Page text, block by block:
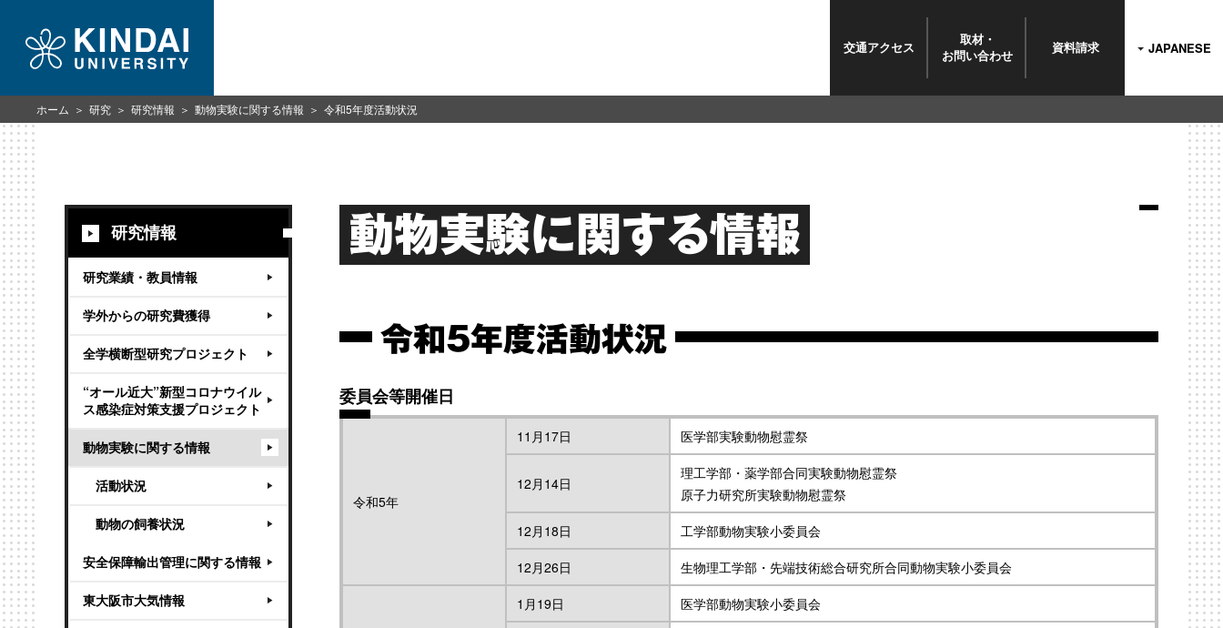
交通アクセス
取材・
お問い合わせ 資料請求 JAPANESE
研究情報
研究業績・教員情報
学外からの研究費獲得
全学横断型研究プロジェクト
“オール近大”新型コロナウイル
ス感染症対策支援プロジェクト
動物実験に関する情報
活動状況
動物の飼養状況
安全保障輸出管理に関する情報
東大阪市大気情報
動物実験に関する情報
令和5年度活動状況
委員会等開催日
令和5年
11月17日 医学部実験動物慰霊祭
12月14日
理工学部・薬学部合同実験動物慰霊祭
原子力研究所実験動物慰霊祭
12月18日
工学部動物実験小委員会
12月26日
生物理工学部・先端技術総合研究所合同動物実験小委員会
1月19日
医学部動物実験小委員会
ホーム 研究 研究情報 動物実験に関する情報 令和5年度活動状況